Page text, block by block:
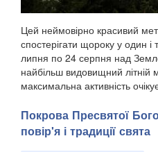
Цей неймовірно красивий
спостерігати щороку у один
липня по 24 серпня над
найбільш видовищний літній
максимальна активність
Покрова Пресвятої
повір'я і традиції свята